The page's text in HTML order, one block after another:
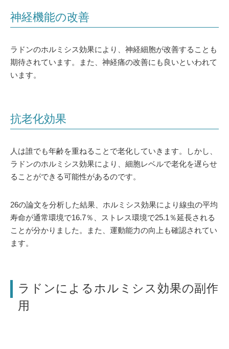
神経機能の改善
ラドンのホルミシス効果により、神経細胞が改善することも
期待されています。また、神経痛の改善にも良いといわれて
います。
抗老化効果
人は誰でも年齢を重ねることで老化していきます。しかし、
ラドンのホルミシス効果により、細胞レベルで老化を遅らせ
ることができる可能性があるのです。
26の論文を分析した結果、ホルミシス効果により線虫の平均
寿命が通常環境で16.7％、ストレス環境で25.1％延長される
ことが分かりました。また、運動能力の向上も確認されてい
ます。
ラドンによるホルミシス効果の副作
用